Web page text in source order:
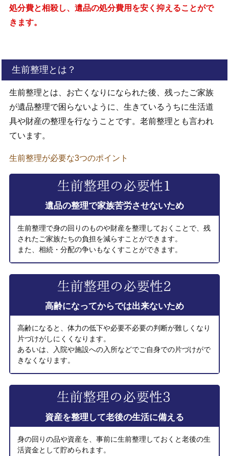
処分費と相殺し、遺品の処分費用を安く抑えることがで
きます。
生前整理とは？
生前整理とは、お亡くなりになられた後、残ったご家族
が遺品整理で困らないように、生きているうちに生活道
具や財産の整理を行なうことです。老前整理とも言われ
ています。
生前整理が必要な3つのポイント
遺品の整理で家族苦労させないため
生前整理で身の回りのものや財産を整理しておくことで、残
されたご家族たちの負担を減らすことができます。
また、相続・分配の争いもなくすことができます。
高齢になってからでは出来ないため
高齢になると、体力の低下や必要不必要の判断が難しくなり
片づけがしにくくなります。
あるいは、入院や施設への入所などでご自身での片づけがで
きなくなります。
資産を整理して老後の生活に備える
身の回りの品や資産を、事前に生前整理しておくと老後の生
活資金として貯められます。